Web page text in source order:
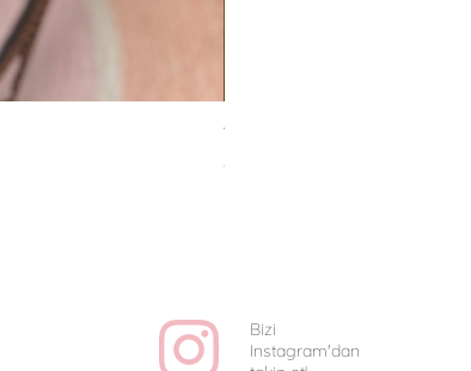
Van Gogh Collag - Uniq
Fiyat
₺1.350,00
Bizi
Instagram'dan